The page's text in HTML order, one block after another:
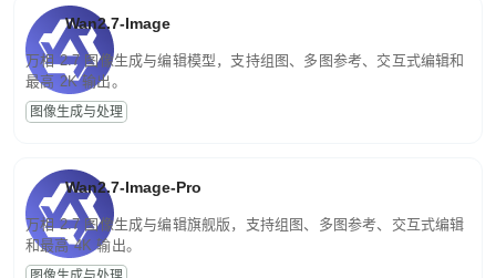
Wan2.7-Image
万相 2.7 图像生成与编辑模型，支持组图、多图参考、交互式编辑和
最高 2K 输出。
图像生成与处理
Wan2.7-Image-Pro
万相 2.7 图像生成与编辑旗舰版，支持组图、多图参考、交互式编辑
和最高 4K 输出。